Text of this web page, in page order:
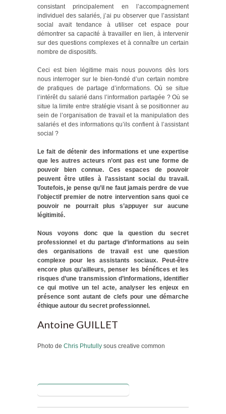
consistant principalement en l’accompagnement
individuel des salariés, j’ai pu observer que l’assistant
social avait tendance à utiliser cet espace pour
démontrer sa capacité à travailler en lien, à intervenir
sur des questions complexes et à connaître un certain
nombre de dispositifs.
Ceci est bien légitime mais nous pouvons dès lors
nous interroger sur le bien-fondé d’un certain nombre
de pratiques de partage d’informations. Où se situe
l’intérêt du salarié dans l’information partagée ? Où se
situe la limite entre stratégie visant à se positionner au
sein de l’organisation de travail et la manipulation des
salariés et des informations qu’ils confient à l’assistant
social ?
Le fait de détenir des informations et une expertise
que les autres acteurs n’ont pas est une forme de
pouvoir bien connue. Ces espaces de pouvoir
peuvent être utiles à l’assistant social du travail.
Toutefois, je pense qu’il ne faut jamais perdre de vue
l’objectif premier de notre intervention sans quoi ce
pouvoir ne pourrait plus s’appuyer sur aucune
légitimité.
Nous voyons donc que la question du secret
professionnel et du partage d’informations au sein
des organisations de travail est une question
complexe pour les assistants sociaux. Peut-être
encore plus qu’ailleurs, penser les bénéfices et les
risques d’une transmission d’informations, identifier
ce qui motive un tel acte, analyser les enjeux en
présence sont autant de clefs pour une démarche
éthique autour du secret professionnel.
Antoine GUILLET
Photo de Chris Phutully sous creative common